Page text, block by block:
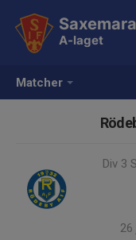
Matcher
A-laget
Div 3
26